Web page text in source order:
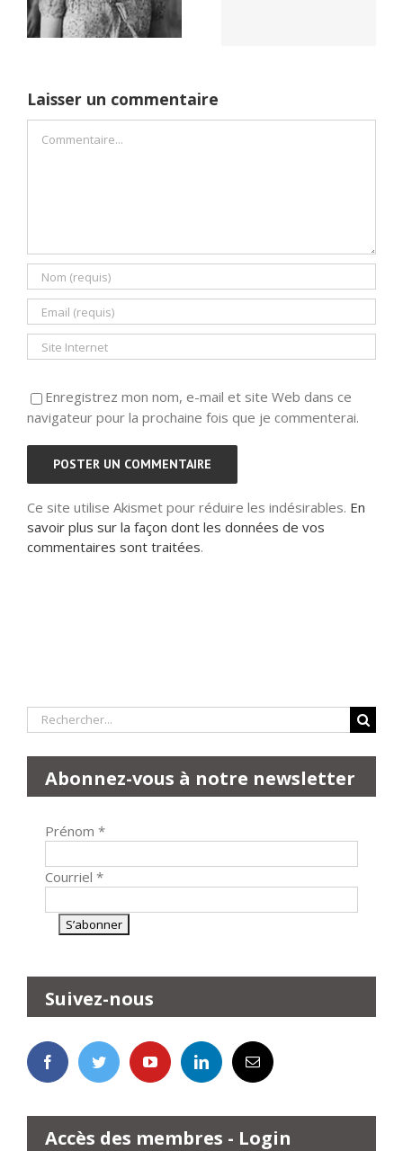
Dreams (1989)
Laisser un commentaire
Enregistrez mon nom, e-mail et site Web dans ce
navigateur pour la prochaine fois que je commenterai.
Ce site utilise Akismet pour réduire les indésirables. En
savoir plus sur la façon dont les données de vos
commentaires sont traitées.
Rechercher:
Abonnez-vous à notre newsletter
Prénom *
Courriel *
Suivez-nous
Accès des membres - Login